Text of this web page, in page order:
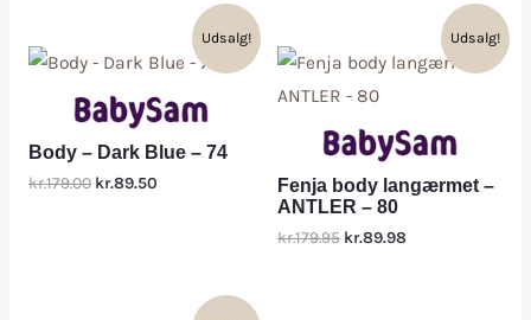
Udsalg!
Body – Dark Blue – 74
kr.179.00 kr.89.50
Udsalg!
Fenja body langærmet –
ANTLER – 80
kr.179.95 kr.89.98